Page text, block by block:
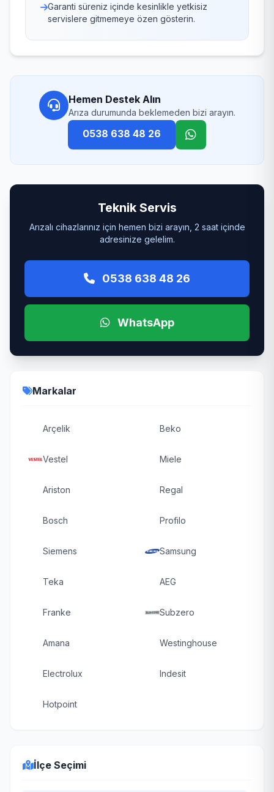
Garanti süreniz içinde kesinlikle yetkisiz
servislere gitmemeye özen gösterin.
Hemen Destek Alın
Arıza durumunda beklemeden bizi arayın.
0538 638 48 26
Teknik Servis
Arızalı cihazlarınız için hemen bizi arayın, 2 saat içinde
adresinize gelelim.
0538 638 48 26
WhatsApp
Markalar
Arçelik Beko
Vestel Miele
Ariston Regal
Bosch Profilo
Siemens Samsung
Teka AEG
Franke Subzero
Amana Westinghouse
Electrolux Indesit
Hotpoint
İlçe Seçimi